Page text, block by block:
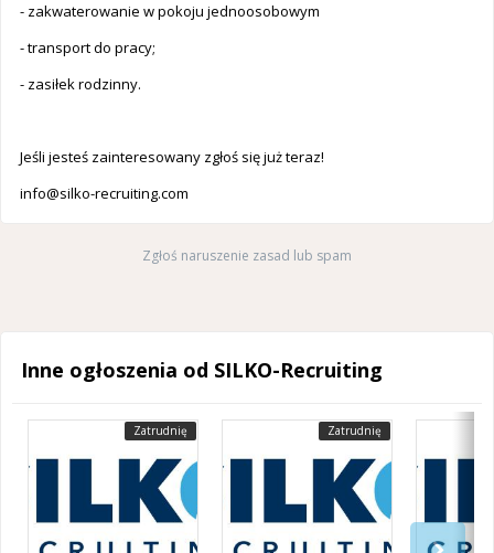
- zakwaterowanie w pokoju jednoosobowym
- transport do pracy;
- zasiłek rodzinny.
Jeśli jesteś zainteresowany zgłoś się już teraz!
info@silko-recruiting.com
Zgłoś naruszenie zasad lub spam
Inne ogłoszenia od SILKO-Recruiting
Zatrudnię Zatrudnię